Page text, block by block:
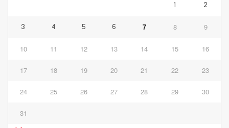
1 2
3 4 5 6 7 8 9
10 11 12 13 14 15 16
17 18 19 20 21 22 23
24 25 26 27 28 29 30
31